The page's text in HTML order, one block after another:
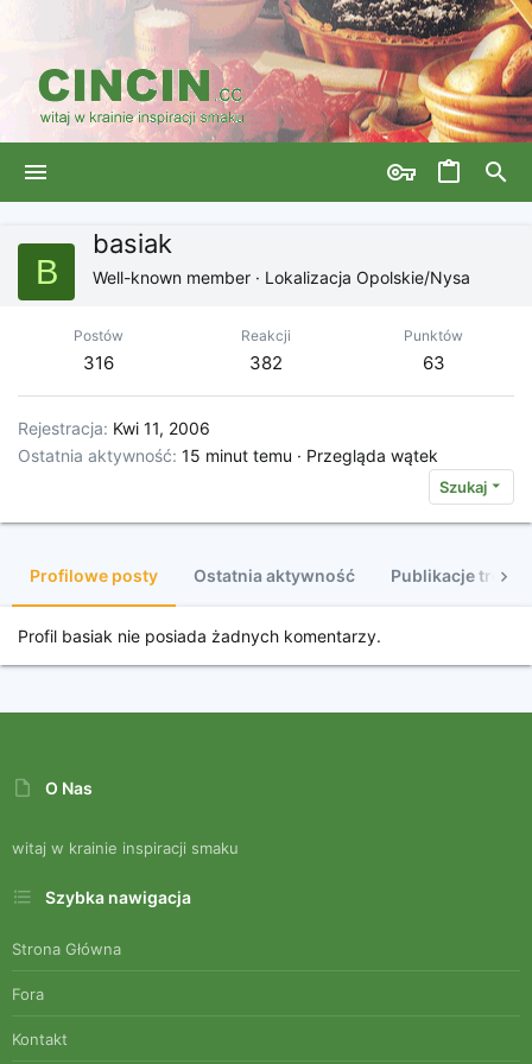
B
basiak
Well-known member · Lokalizacja Opolskie/Nysa
Postów
316
Reakcji
382
Punktów
63
Rejestracja Kwi 11, 2006
Ostatnia aktywność 15 minut temu · Przegląda wątek
Szukaj
Profilowe posty Ostatnia aktywność Publikacje treści
Profil basiak nie posiada żadnych komentarzy.
O Nas
witaj w krainie inspiracji smaku
Szybka nawigacja
Strona Główna
Fora
Kontakt